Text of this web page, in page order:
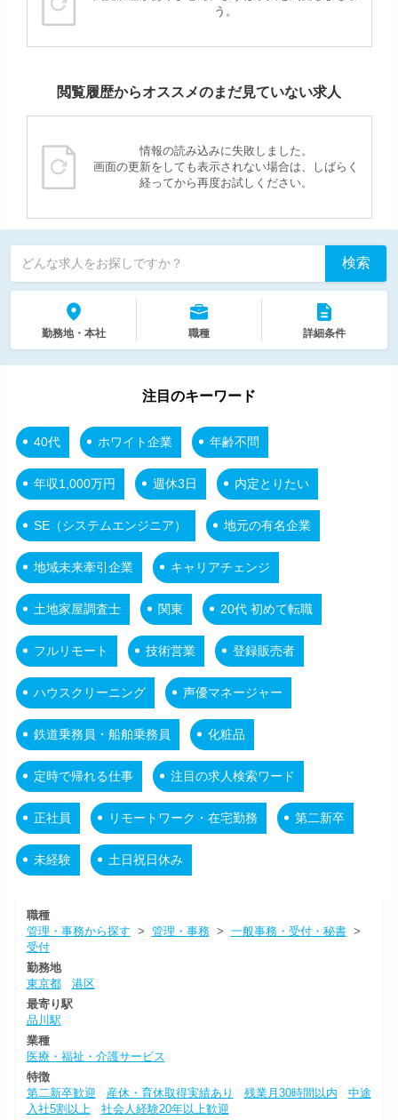
う。
閲覧履歴からオススメのまだ見ていない求人
情報の読み込みに失敗しました。
画面の更新をしても表示されない場合は、しばらく
経ってから再度お試しください。
どんな求人をお探しですか？ 検索
勤務地・本社 職種 詳細条件
注目のキーワード
40代 ホワイト企業 年齢不問
年収1,000万円 週休3日 内定とりたい
SE（システムエンジニア） 地元の有名企業
地域未来牽引企業 キャリアチェンジ
土地家屋調査士 関東 20代 初めて転職
フルリモート 技術営業 登録販売者
ハウスクリーニング 声優マネージャー
鉄道乗務員・船舶乗務員 化粧品
定時で帰れる仕事 注目の求人検索ワード
正社員 リモートワーク・在宅勤務 第二新卒
未経験 土日祝日休み
職種
管理・事務から探す > 管理・事務> 一般事務・受付・秘書>
受付
勤務地
東京都
港区
最寄り駅
品川駅
業種
医療・福祉・介護サービス
特徴
第二新卒歓迎
産休・育休取得実績あり 残業月30時間以内
中途
入社5割以上
社会人経験20年以上歓迎